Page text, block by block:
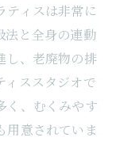
ティスは非常に
法と全身の連動
し、老廃物の排
ィススタジオで
く、むくみやす
用意されていま